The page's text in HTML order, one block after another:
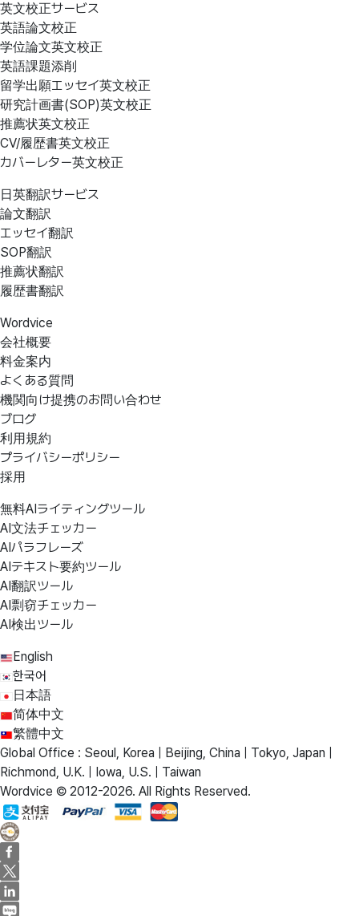
英文校正サービス
英語論文校正
学位論文英文校正
英語課題添削
留学出願エッセイ英文校正
研究計画書(SOP)英文校正
推薦状英文校正
CV/履歴書英文校正
カバーレター英文校正
日英翻訳サービス
論文翻訳
エッセイ翻訳
SOP翻訳
推薦状翻訳
履歴書翻訳
Wordvice
会社概要
料金案内
よくある質問
機関向け提携のお問い合わせ
ブログ
利用規約
プライバシーポリシー
採用
無料AIライティングツール
AI文法チェッカー
AIパラフレーズ
AIテキスト要約ツール
AI翻訳ツール
AI剽窃チェッカー
AI検出ツール
English
한국어
日本語
简体中文
繁體中文
Global Office : Seoul, Korea | Beijing, China | Tokyo, Japan |
Richmond, U.K. | Iowa, U.S. | Taiwan
Wordvice © 2012-2026. All Rights Reserved.